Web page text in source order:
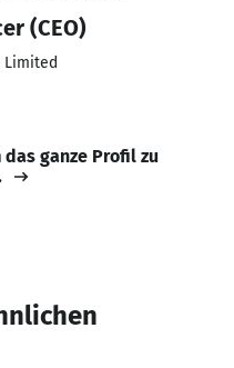
(CEO)
Limited
das ganze Profil zu